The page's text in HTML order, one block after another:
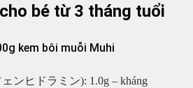
bé từ 3 tháng tuổi
kem bôi muỗi Muhi
ンヒドラミン): 1.0g – kháng